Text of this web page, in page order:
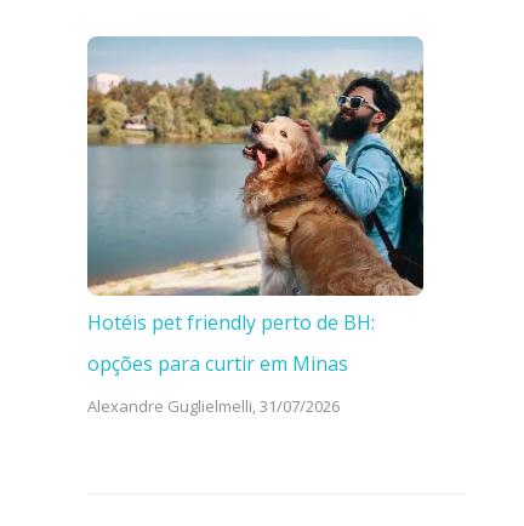
Hotéis pet friendly perto de BH:
opções para curtir em Minas
Alexandre Guglielmelli, 31/07/2026